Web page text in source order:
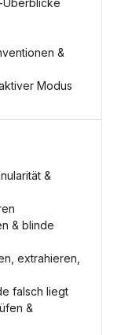
Überblicke
&
Modus
&
& blinde
extrahieren,
falsch liegt
&